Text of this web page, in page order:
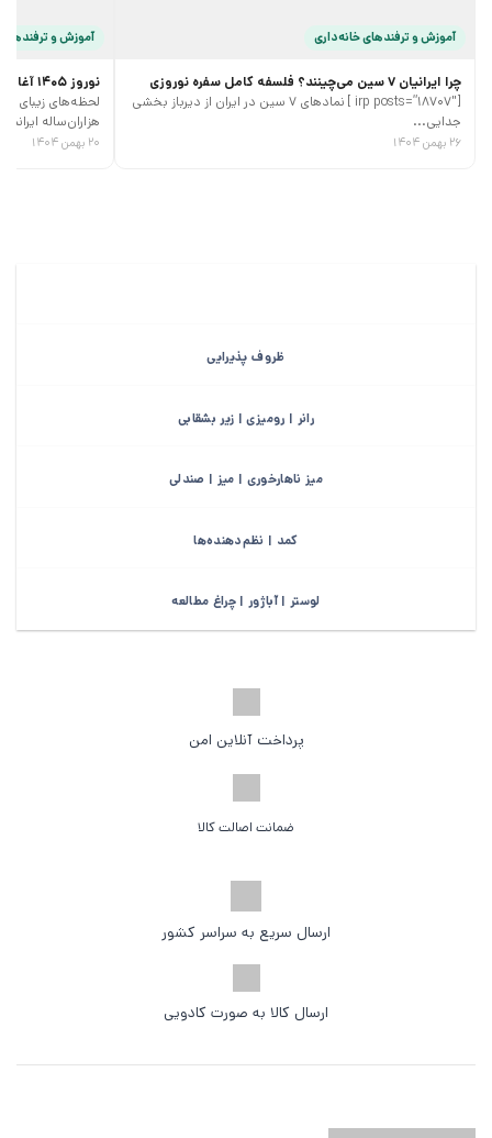
آموزش و ترفند‌های خانه‌داری
چرا ایرانیان 7 سین می‌چینند؟ فلسفه کامل سفره نوروزی
[irp posts=”18707″ ] نمادهای 7 سین در ایران از دیرباز بخشی
جدایی...
۲۶ بهمن ۱۴۰۴
آموزش و
نوروز 1405 آغازی پر جنب و جوش
هزاران‌ساله
۲۰ بهمن ۱۴۰۴
ظروف پذیرایی
رانر | رومیزی | زیر بشقابی
میز ناهارخوری | میز | صندلی
کمد | نظم‌دهنده‌ها
لوستر | آباژور | چراغ مطالعه
پرداخت آنلاین امن
ضمانت اصالت کالا
ارسال سریع به سراسر کشور
ارسال کالا به صورت کادویی